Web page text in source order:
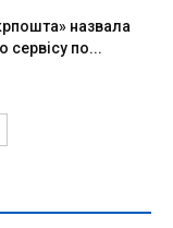
назвала
сервісу по...